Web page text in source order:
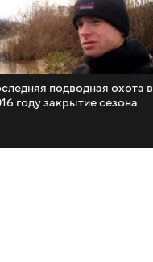
подводная охота в
году закрытие сезона